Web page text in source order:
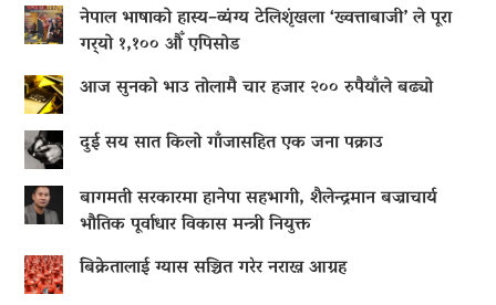
नेपाल भाषाको हास्य–व्यंग्य टेलिशृंखला ‘ख्वत्ताबाजी’ ले पूरा
गर्‍यो १,१०० औँ एपिसोड
आज सुनको भाउ तोलामै चार हजार २०० रुपैयाँले बढ्यो
दुई सय सात किलो गाँजासहित एक जना पक्राउ
बागमती सरकारमा हानेपा सहभागी, शैलेन्द्रमान बज्राचार्य
भौतिक पूर्वाधार विकास मन्त्री नियुक्त
बिक्रेतालाई ग्यास सञ्चित गरेर नराख्न आग्रह